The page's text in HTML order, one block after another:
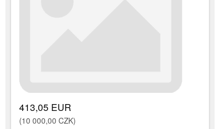
413,05 EUR
(10 000,00 CZK)